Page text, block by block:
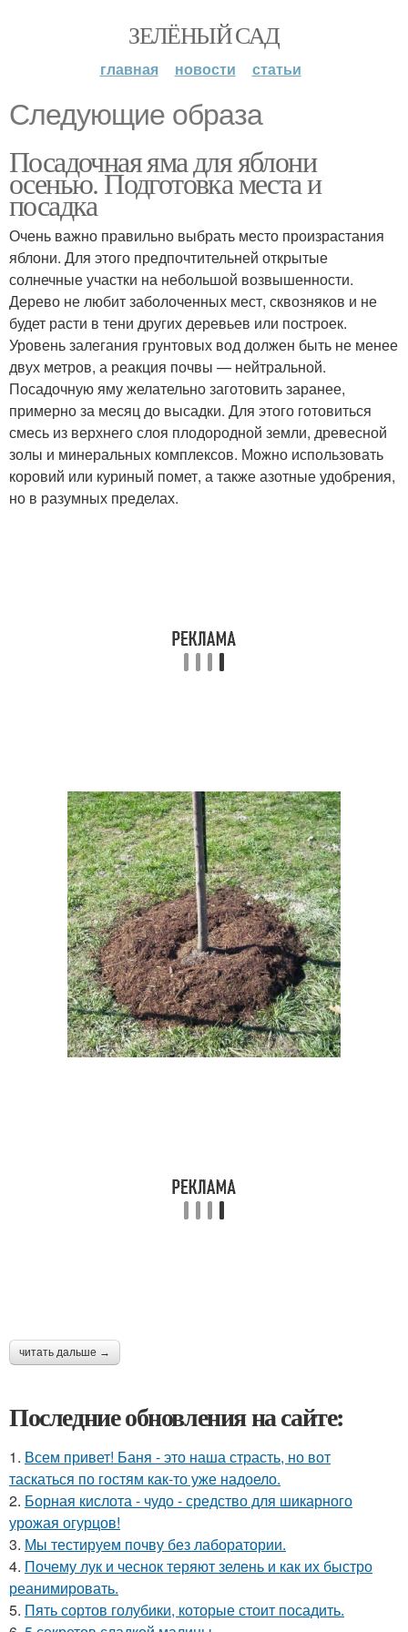
ЗЕЛЁНЫЙ САД
главная новости статьи
Следующие образа
Посадочная яма для яблони
осенью. Подготовка места и
посадка
Очень важно правильно выбрать место произрастания
яблони. Для этого предпочтительней открытые
солнечные участки на небольшой возвышенности.
Дерево не любит заболоченных мест, сквозняков и не
будет расти в тени других деревьев или построек.
Уровень залегания грунтовых вод должен быть не менее
двух метров, а реакция почвы — нейтральной.
Посадочную яму желательно заготовить заранее,
примерно за месяц до высадки. Для этого готовиться
смесь из верхнего слоя плодородной земли, древесной
золы и минеральных комплексов. Можно использовать
коровий или куриный помет, а также азотные удобрения,
но в разумных пределах.
читать дальше →
Последние обновления на сайте:
1. Всем привет! Баня - это наша страсть, но вот
таскаться по гостям как-то уже надоело.
2. Борная кислота - чудо - средство для шикарного
урожая огурцов!
3. Мы тестируем почву без лаборатории.
4. Почему лук и чеснок теряют зелень и как их быстро
реанимировать.
5. Пять сортов голубики, которые стоит посадить.